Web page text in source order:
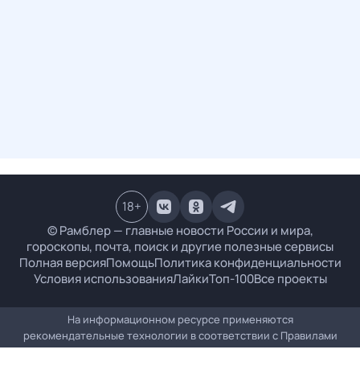
© Рамблер — главные новости России и мира,
гороскопы, почта, поиск и другие полезные сервисы
Полная версияПомощьПолитика конфиденциальности
Условия использованияЛайкиТоп-100Все проекты
18+
На информационном ресурсе применяются
рекомендательные технологии в соответствии с Правилами